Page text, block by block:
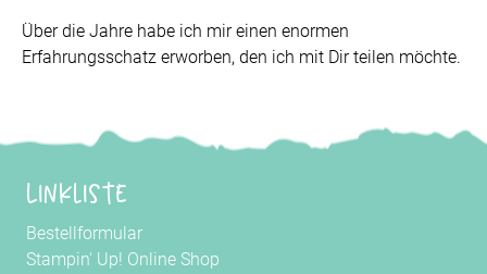
Über die Jahre habe ich mir einen enormen
Erfahrungsschatz erworben, den ich mit Dir teilen möchte.
Linkliste
Bestellformular
Stampin' Up! Online Shop